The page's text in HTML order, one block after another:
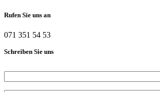
Rufen Sie uns an
071 351 54 53
Schreiben Sie uns